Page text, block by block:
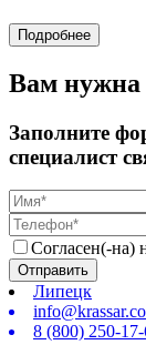
Подробнее
Вам нужна
Заполните
специалист
Согласен(-на)
Липецк
8 (800) 250-